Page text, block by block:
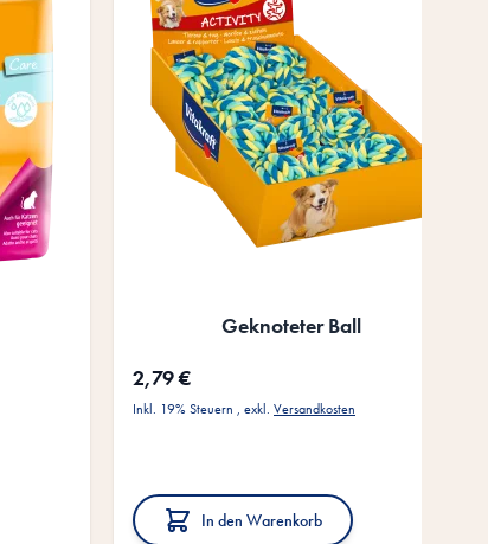
Geknoteter Ball
2,79 €
Inkl. 19% Steuern , exkl. Versandkosten
In den Warenkorb